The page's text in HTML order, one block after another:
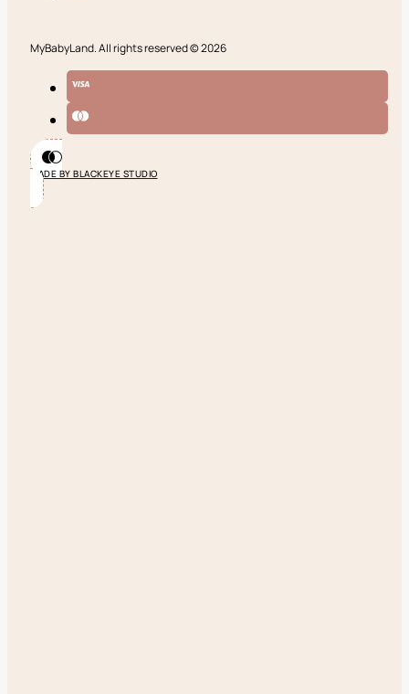
MyBabyLand. All rights reserved © 2026
MADE BY BLACKEYE STUDIO